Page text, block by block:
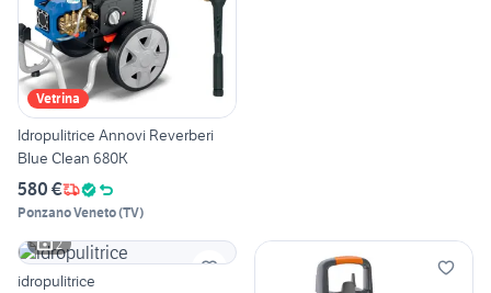
Vetrina
Idropulitrice Annovi Reverberi
Blue Clean 680K
580 €
Ponzano Veneto(TV)
2
idropulitrice